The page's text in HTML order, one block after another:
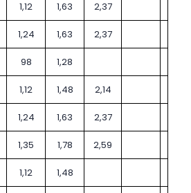
1,12 1,63 2,37
1,24 1,63 2,37
98 1,28
1,12 1,48 2,14
1,24 1,63 2,37
1,35 1,78 2,59
1,12 1,48